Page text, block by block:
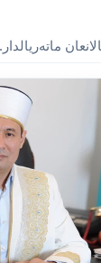
ماتەريالدار.